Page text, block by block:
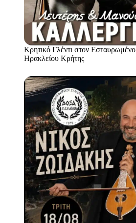
Κρητικό Γλέντι στον Εσταυρωμένο
Ηρακλείου Κρήτης